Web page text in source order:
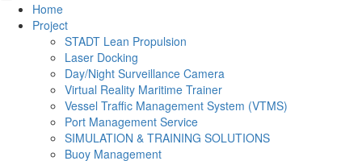
Home
Project
STADT Lean Propulsion
Laser Docking
Day/Night Surveillance Camera
Virtual Reality Maritime Trainer
Vessel Traffic Management System (VTMS)
Port Management Service
SIMULATION & TRAINING SOLUTIONS
Buoy Management